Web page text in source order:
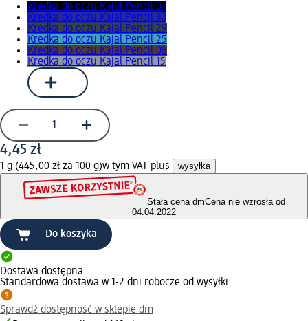
Kredka do oczu Kajal Pencil 01
Kredka do oczu Kajal Pencil 30
Kredka do oczu Kajal Pencil 29
Kredka do oczu Kajal Pencil 25
Kredka do oczu Kajal Pencil 08
Kredka do oczu Kajal Pencil 15
4,45 zł
1 g (445,00 zł za 100 g)w tym VAT plus wysyłka
Stała cena dmCena nie wzrosła od
04.04.2022
Do koszyka
Dostawa dostępna
Standardowa dostawa w 1-2 dni robocze od wysyłki
Sprawdź dostępność w sklepie dm